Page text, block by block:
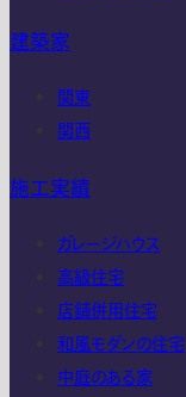
建築家
関東
関西
施工実績
ガレージハウス
高級住宅
店舗併用住宅
和風モダンの住宅
中庭のある家